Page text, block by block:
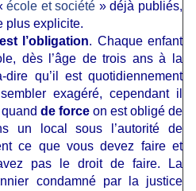
école et société » déjà publiés,
plus explicite.
l’obligation. Chaque enfant
dès l’âge de trois ans à la
dire qu’il est quotidiennement
exagéré, cependant il
de force on est obligé de
un local sous l’autorité de
ce que vous devez faire et
pas le droit de faire. La
condamné par la justice